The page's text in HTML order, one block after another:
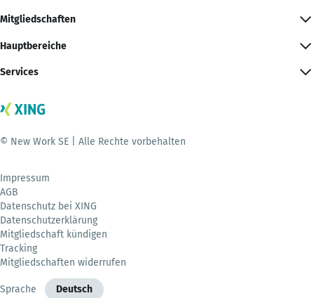
Mitgliedschaften
Hauptbereiche
Services
© New Work SE | Alle Rechte vorbehalten
Impressum
AGB
Datenschutz bei XING
Datenschutzerklärung
Mitgliedschaft kündigen
Tracking
Mitgliedschaften widerrufen
Sprache Deutsch